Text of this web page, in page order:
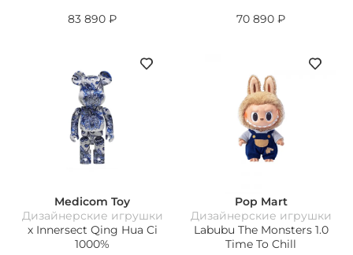
83 890 ₽ 70 890 ₽
Medicom Toy
Дизайнерские игрушки
х Innersect Qing Hua Ci
1000%
Pop Mart
Дизайнерские игрушки
Labubu The Monsters 1.0
Time To Chill